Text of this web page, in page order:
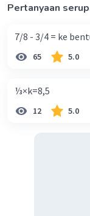
Pertanyaan
7/8 - 3/4 = ke
65 5.0
⅓×k=8,5
12 5.0